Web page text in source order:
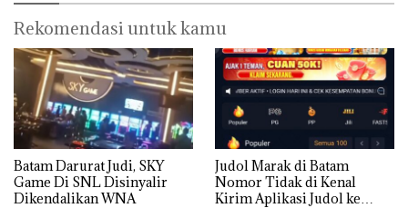
Rekomendasi untuk kamu
Batam Darurat Judi, SKY
Game Di SNL Disinyalir
Dikendalikan WNA
Judol Marak di Batam
Nomor Tidak di Kenal
Kirim Aplikasi Judol ke